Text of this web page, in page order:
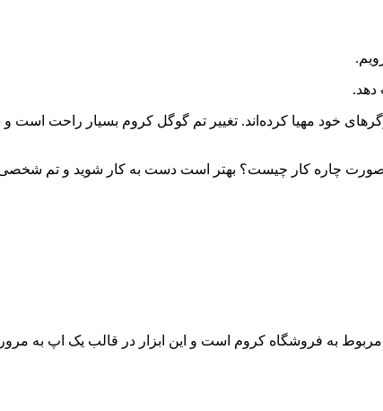
دهد.
خود مهیا کرده‌اند. تغییر تم گوگل کروم بسیار راحت است و
صورت چاره کار چیست؟ بهتر است دست به کار شوید و تم شخصی
به فروشگاه کروم است و این ابزار در قالب یک اپ به